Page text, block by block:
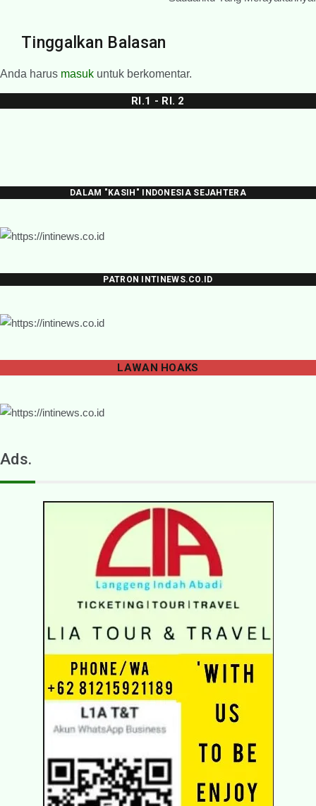
Tinggalkan Balasan
Anda harus masuk untuk berkomentar.
RI.1 - RI. 2
DALAM "KASIH" INDONESIA SEJAHTERA
PATRON INTINEWS.CO.ID
LAWAN HOAKS
Ads.